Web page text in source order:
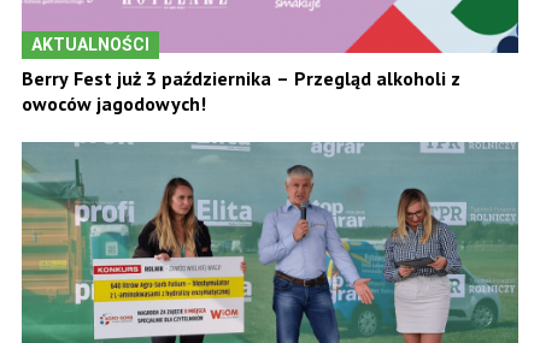
AKTUALNOŚCI
Berry Fest już 3 października – Przegląd alkoholi z
owoców jagodowych!